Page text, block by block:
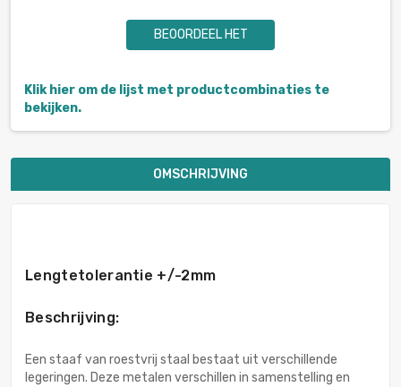
BEOORDEEL HET
Klik hier om de lijst met productcombinaties te
bekijken.
OMSCHRIJVING
Lengtetolerantie +/-2mm
Beschrijving:
Een staaf van roestvrij staal bestaat uit verschillende
legeringen. Deze metalen verschillen in samenstelling en